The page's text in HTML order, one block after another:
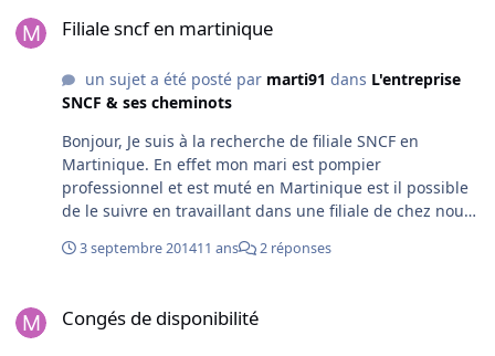
Filiale sncf en martinique
un sujet a été posté par marti91 dans L'entreprise
SNCF & ses cheminots
Bonjour, Je suis à la recherche de filiale SNCF en
Martinique. En effet mon mari est pompier
professionnel et est muté en Martinique est il possible
de le suivre en travaillant dans une filiale de chez nous
3 septembre 201411 ans 2 réponses
Congés de disponibilité